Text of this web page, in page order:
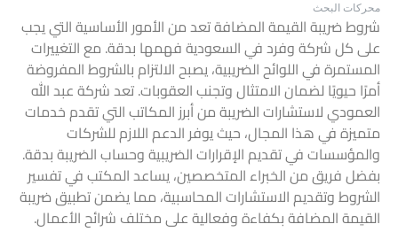
محركات البحث
شروط ضريبة القيمة المضافة تعد من الأمور الأساسية التي يجب
على كل شركة وفرد في السعودية فهمها بدقة. مع التغييرات
المستمرة في اللوائح الضريبية، يصبح الالتزام بالشروط المفروضة
أمرًا حيويًا لضمان الامتثال وتجنب العقوبات. تعد شركة عبد الله
العمودي لاستشارات الضريبة من أبرز المكاتب التي تقدم خدمات
متميزة في هذا المجال، حيث يوفر الدعم اللازم للشركات
والمؤسسات في تقديم الإقرارات الضريبية وحساب الضريبة بدقة.
بفضل فريق من الخبراء المتخصصين، يساعد المكتب في تفسير
الشروط وتقديم الاستشارات المحاسبية، مما يضمن تطبيق ضريبة
القيمة المضافة بكفاءة وفعالية على مختلف شرائح الأعمال.